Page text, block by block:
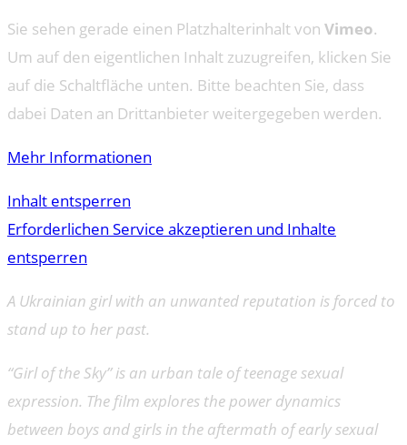
Sie sehen gerade einen Platzhalterinhalt von Vimeo.
Um auf den eigentlichen Inhalt zuzugreifen, klicken Sie
auf die Schaltfläche unten. Bitte beachten Sie, dass
dabei Daten an Drittanbieter weitergegeben werden.
Mehr Informationen
Inhalt entsperren
Erforderlichen Service akzeptieren und Inhalte
entsperren
A Ukrainian girl with an unwanted reputation is forced to
stand up to her past.
“Girl of the Sky” is an urban tale of teenage sexual
expression. The film explores the power dynamics
between boys and girls in the aftermath of early sexual